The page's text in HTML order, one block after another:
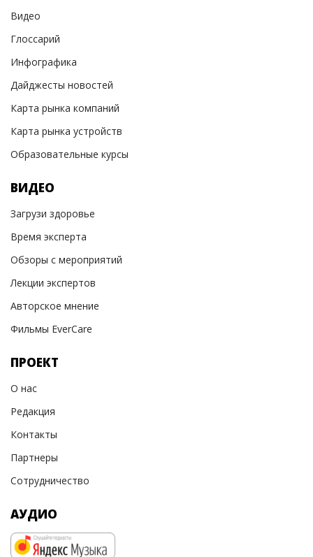
Видео
Глоссарий
Инфографика
Дайджесты новостей
Карта рынка компаний
Карта рынка устройств
Образовательные курсы
ВИДЕО
Загрузи здоровье
Время эксперта
Обзоры с мероприятий
Лекции экспертов
Авторское мнение
Фильмы EverCare
ПРОЕКТ
О нас
Редакция
Контакты
Партнеры
Сотрудничество
АУДИО